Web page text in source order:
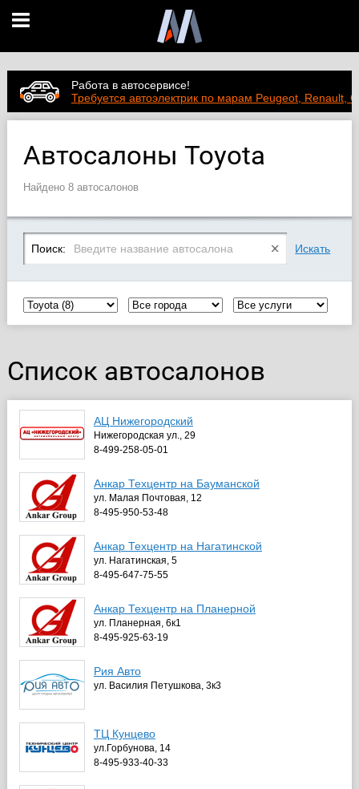
Работа в автосервисе!
Требуется автоэлектрик по марам Peugeot, Renault,
Автосалоны Toyota
Найдено 8 автосалонов
Поиск: Искать
Список автосалонов
АЦ Нижегородский
Нижегородская ул., 29
8-499-258-05-01
Анкар Техцентр на Бауманской
ул. Малая Почтовая, 12
8-495-950-53-48
Анкар Техцентр на Нагатинской
ул. Нагатинская, 5
8-495-647-75-55
Анкар Техцентр на Планерной
ул. Планерная, 6к1
8-495-925-63-19
Рия Авто
ул. Василия Петушкова, 3к3
ТЦ Кунцево
ул.Горбунова, 14
8-495-933-40-33